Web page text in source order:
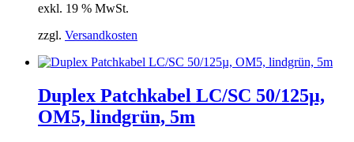
exkl. 19 % MwSt.
zzgl. Versandkosten
Duplex Patchkabel LC/SC 50/125µ,
OM5, lindgrün, 5m